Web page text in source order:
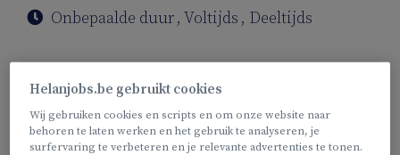
Onbepaalde duur, Voltijds , Deeltijds
Ben jij de huishoudhulp die wij zoeken?
We zoeken jou, als;
Helanjobs.be gebruikt cookies
Wij gebruiken cookies en scripts en om onze website naar
behoren te laten werken en het gebruik te analyseren, je
surfervaring te verbeteren en je relevante advertenties te tonen.